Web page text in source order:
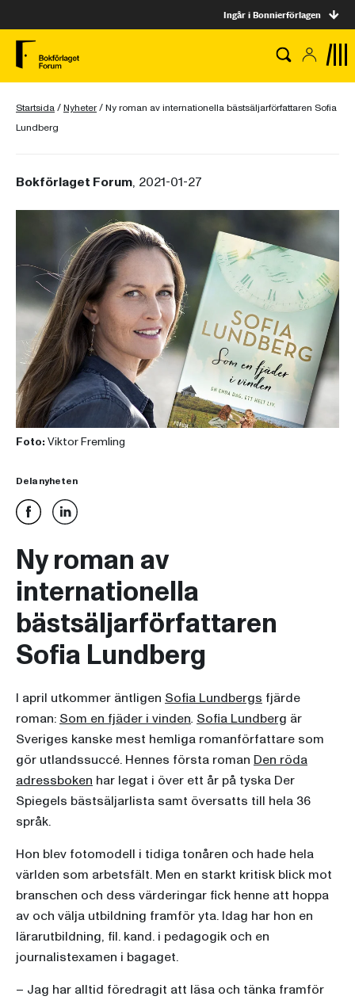
Ingår i Bonnierförlagen
Startsida/Nyheter/Ny roman av internationella bästsäljarförfattaren Sofia
Lundberg
Bokförlaget Forum, 2021-01-27
Foto: Viktor Fremling
Dela nyheten
Ny roman av
internationella
bästsäljarförfattaren
Sofia Lundberg
I april utkommer äntligen Sofia Lundbergs fjärde
roman: Som en fjäder i vinden. Sofia Lundberg är
Sveriges kanske mest hemliga romanförfattare som
gör utlandssuccé. Hennes första roman Den röda
adressboken har legat i över ett år på tyska Der
Spiegels bästsäljarlista samt översatts till hela 36
språk.
Hon blev fotomodell i tidiga tonåren och hade hela
världen som arbetsfält. Men en starkt kritisk blick mot
branschen och dess värderingar fick henne att hoppa
av och välja utbildning framför yta. Idag har hon en
lärarutbildning, fil. kand. i pedagogik och en
journalistexamen i bagaget.
– Jag har alltid föredragit att läsa och tänka framför